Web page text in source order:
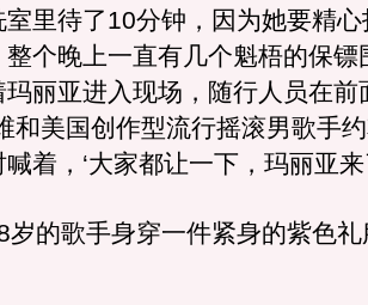
里待了10分钟，因为她要精
整个晚上一直有几个魁梧的保镖
丽亚进入现场，随行人员在前
和美国创作型流行摇滚男歌手
着，‘大家都让一下，玛丽亚来
歌手身穿一件紧身的紫色礼